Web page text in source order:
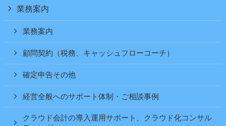
業務案内
業務案内
顧問契約（税務、キャッシュフローコーチ）
確定申告その他
経営全般へのサポート体制・ご相談事例
クラウド会計の導入運用サポート、クラウド化コンサル